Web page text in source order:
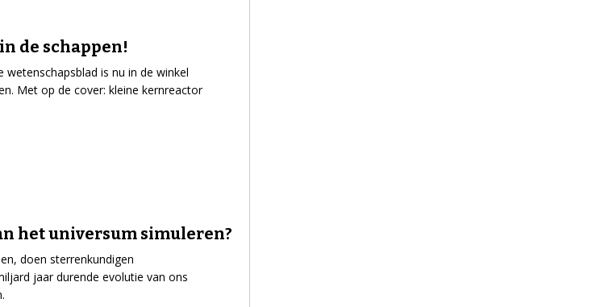
de schappen!
is nu in de winkel
Met op de cover: kleine kernreactor
het universum simuleren?
doen sterrenkundigen
jaar durende evolutie van ons